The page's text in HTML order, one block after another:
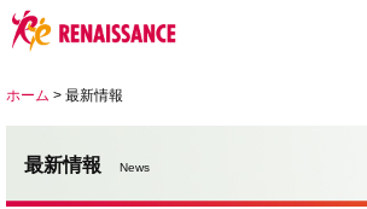
ホーム > 最新情報
最新情報 News